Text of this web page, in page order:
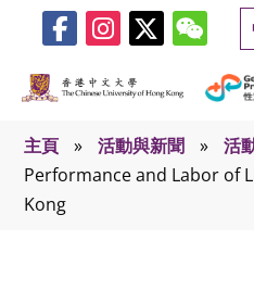
主頁 » 活動與新聞 » 活
Performance and Labor of
Kong